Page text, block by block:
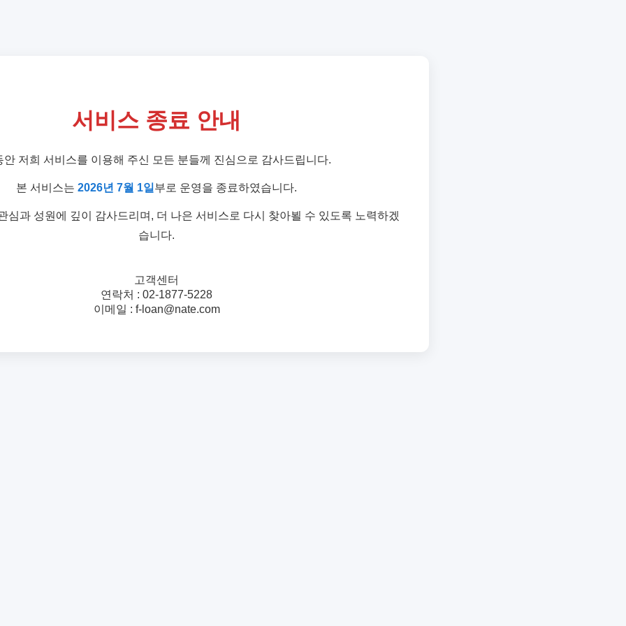
서비스 종료 안내
안 저희 서비스를 이용해 주신 모든 분들께 진심으로 감사드립니다.
본 서비스는 2026년 7월 1일부로 운영을 종료하였습니다.
심과 성원에 깊이 감사드리며, 더 나은 서비스로 다시 찾아뵐 수 있도록 노력하겠
습니다.
고객센터
연락처 : 02-1877-5228
이메일 : f-loan@nate.com